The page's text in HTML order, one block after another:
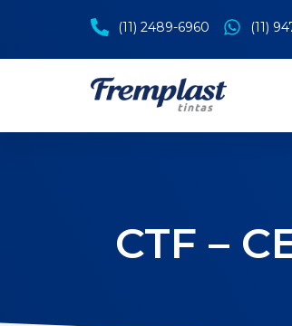
(11) 2489-6960 (11)
CTF –